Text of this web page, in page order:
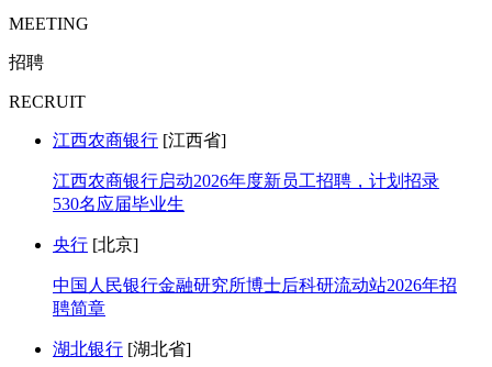
MEETING
招聘
RECRUIT
江西农商银行 [江西省]
江西农商银行启动2026年度新员工招聘，计划招录
530名应届毕业生
央行 [北京]
中国人民银行金融研究所博士后科研流动站2026年招
聘简章
湖北银行 [湖北省]